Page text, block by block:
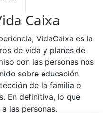
Caixa
VidaCaixa es la
de vida y planes de
con las personas nos
sobre educación
de la familia o
En definitiva, lo que
las personas.